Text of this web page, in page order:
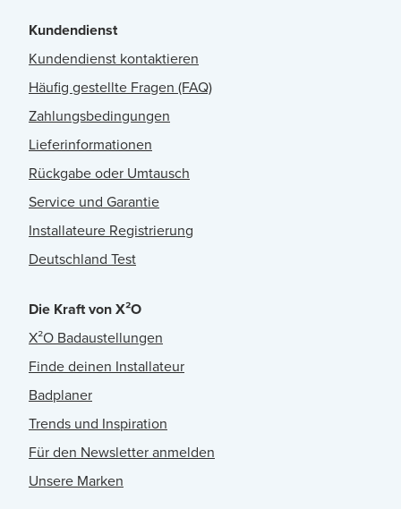
Kundendienst
Kundendienst kontaktieren
Häufig gestellte Fragen (FAQ)
Zahlungsbedingungen
Lieferinformationen
Rückgabe oder Umtausch
Service und Garantie
Installateure Registrierung
Deutschland Test
Die Kraft von X²O
X²O Badaustellungen
Finde deinen Installateur
Badplaner
Trends und Inspiration
Für den Newsletter anmelden
Unsere Marken